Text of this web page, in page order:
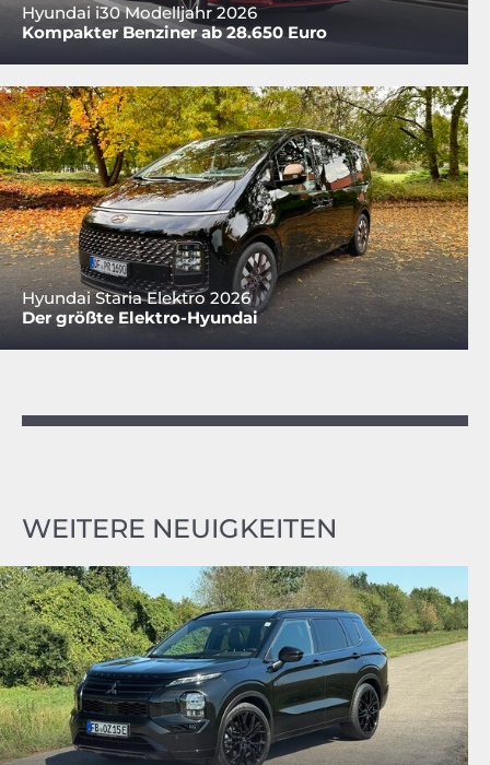
Hyundai i30 Modelljahr 2026
Kompakter Benziner ab 28.650 Euro
Hyundai Staria Elektro 2026
Der größte Elektro-Hyundai
WEITERE NEUIGKEITEN